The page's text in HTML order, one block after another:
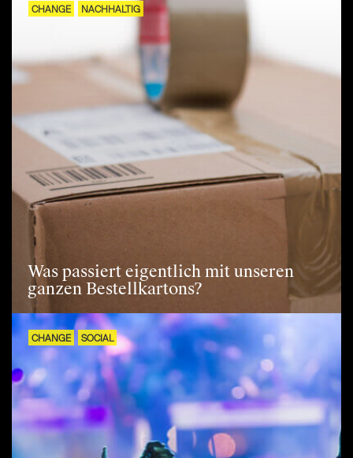
CHANGE NACHHALTIG
Was passiert eigentlich mit unseren
ganzen Bestellkartons?
CHANGE SOCIAL